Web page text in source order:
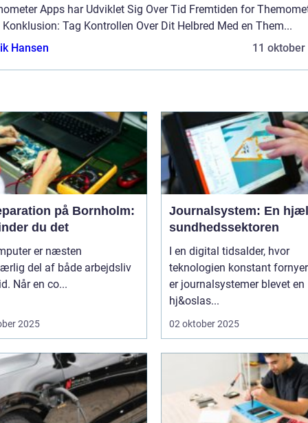
Apps har Udviklet Sig Over Tid Fremtiden for
Konklusion: Tag Kontrollen Over Dit Helbred Med en Them...
Hansen
11 oktober
på Bornholm:
du det
er næsten
del af både arbejdsliv
Når en co...
2025
Journalsystem: En
sundhedssektoren
I en digital tidsalder, hvor
teknologien konstant
er journalsystemer blevet en
hj&oslas...
02 oktober 2025